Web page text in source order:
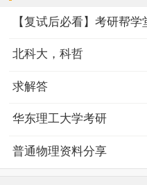
【复试后必看】考研帮学
北科大，科哲
求解答
华东理工大学考研
普通物理资料分享